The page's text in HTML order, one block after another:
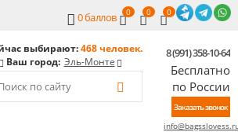
0баллов 0 0 0
выбирают:468 человек.
Ваш город: Эль-Монте
8 (991) 358-10-64
Бесплатно
по России
Заказать звонок